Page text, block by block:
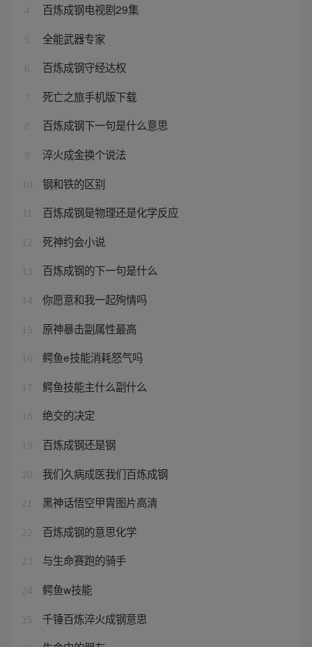
4 百炼成钢电视剧29集
5 全能武器专家
6 百炼成钢守经达权
7 死亡之旅手机版下载
8 百炼成钢下一句是什么意思
9 淬火成金换个说法
10 钢和铁的区别
百炼成钢是物理还是化学反应
12 死神约会小说
13 百炼成钢的下一句是什么
14 你愿意和我一起殉情吗
15 原神暴击副属性最高
16 鳄鱼e技能消耗怒气吗
17 鳄鱼技能主什么副什么
18 绝交的决定
19 百炼成钢还是钢
20 我们久病成医我们百炼成钢
21 黑神话悟空甲胄图片高清
22 百炼成钢的意思化学
23 与生命赛跑的骑手
24 鳄鱼w技能
25 千锤百炼淬火成钢意思